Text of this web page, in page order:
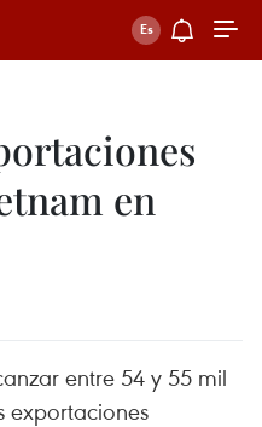
en
entre 54 y 55 mil
exportaciones